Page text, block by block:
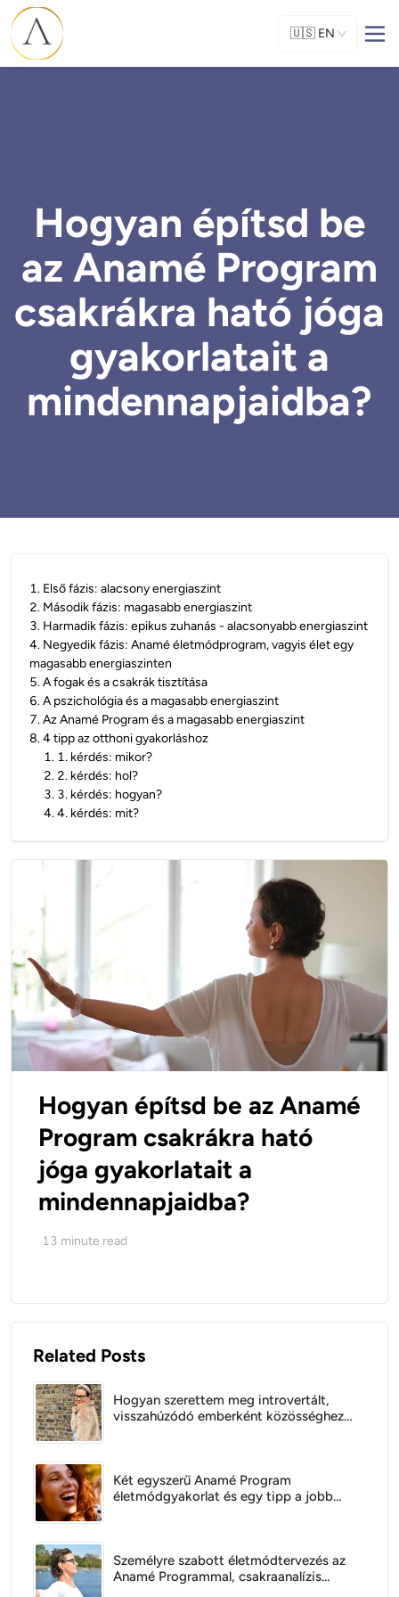
🇺🇸 EN
Hogyan építsd be
az Anamé Program
csakrákra ható jóga
gyakorlatait a
mindennapjaidba?
1. Első fázis: alacsony energiaszint
2. Második fázis: magasabb energiaszint
3. Harmadik fázis: epikus zuhanás - alacsonyabb energiaszint
4. Negyedik fázis: Anamé életmódprogram, vagyis élet egy
magasabb energiaszinten
5.A fogak és a csakrák tisztítása
6.A pszichológia és a magasabb energiaszint
7.Az Anamé Program és a magasabb energiaszint
8.4 tipp az otthoni gyakorláshoz
1. 1. kérdés: mikor?
2. 2. kérdés: hol?
3. 3. kérdés: hogyan?
4.4. kérdés: mit?
Hogyan építsd be az Anamé
Program csakrákra ható
jóga gyakorlatait a
mindennapjaidba?
13 minute read
Related Posts
Hogyan szerettem meg introvertált,
visszahúzódó emberként közösséghez
Két egyszerű Anamé Program
életmódgyakorlat és egy tipp a jobb
Személyre szabott életmódtervezés az
Anamé Programmal, csakraanalízis